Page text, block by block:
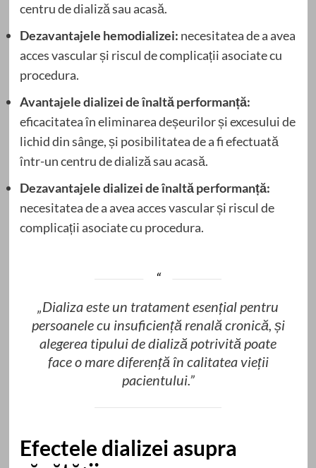
centru de dializă sau acasă.
Dezavantajele hemodializei: necesitatea de a avea
acces vascular și riscul de complicații asociate cu
procedura.
Avantajele dializei de înaltă performanță:
eficacitatea în eliminarea deșeurilor și excesului de
lichid din sânge, și posibilitatea de a fi efectuată
într-un centru de dializă sau acasă.
Dezavantajele dializei de înaltă performanță:
necesitatea de a avea acces vascular și riscul de
complicații asociate cu procedura.
„Dializa este un tratament esențial pentru
persoanele cu insuficiență renală cronică, și
alegerea tipului de dializă potrivită poate
face o mare diferență în calitatea vieții
pacientului.”
Efectele dializei asupra